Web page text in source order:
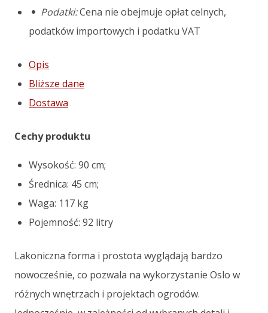
Podatki:Cena nie obejmuje opłat celnych,
podatków importowych i podatku VAT
Opis
Bliższe dane
Dostawa
Cechy produktu
Wysokość: 90 cm;
Średnica: 45 cm;
Waga: 117 kg
Pojemność: 92 litry
Lakoniczna forma i prostota wyglądają bardzo
nowocześnie, co pozwala na wykorzystanie Oslo w
różnych wnętrzach i projektach ogrodów.